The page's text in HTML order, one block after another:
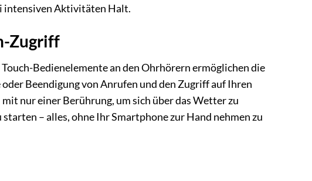
intensiven Aktivitäten Halt.
Zugriff
Bedienelemente an den Ohrhörern ermöglichen die
Beendigung von Anrufen und den Zugriff auf Ihren
nur einer Berührung, um sich über das Wetter zu
– alles, ohne Ihr Smartphone zur Hand nehmen zu